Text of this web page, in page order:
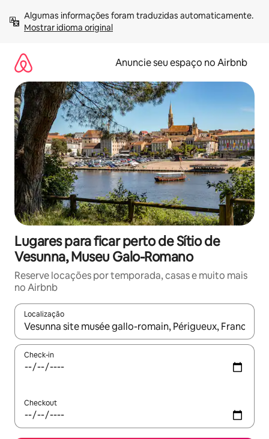
para
Mostrar idioma original
Anuncie seu espaço no Airbnb
Lugares para ficar perto de Sítio de
Vesunna, Museu Galo-Romano
Reserve locações por temporada, casas e muito mais
no Airbnb
Localização
Quando os resultados estiverem disponíveis, explore-os
Check-in
Checkout